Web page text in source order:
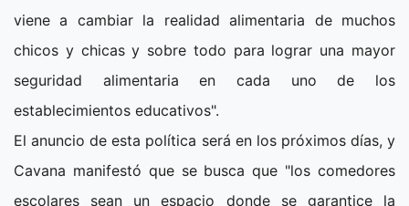
viene a cambiar la realidad alimentaria de muchos
chicos y chicas y sobre todo para lograr una mayor
seguridad alimentaria en cada uno de los
establecimientos educativos".
El anuncio de esta política será en los próximos días, y
Cavana manifestó que se busca que "los comedores
escolares sean un espacio donde se garantice la